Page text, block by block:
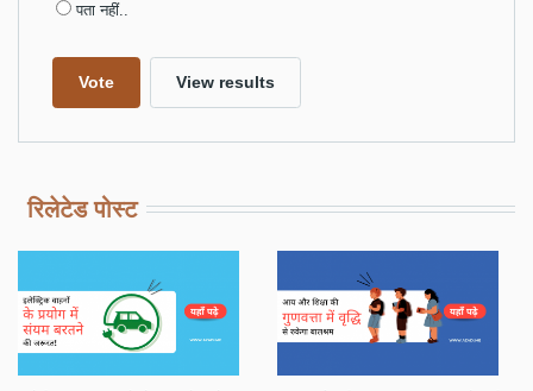
पता नहीं..
रिलेटेड पोस्ट